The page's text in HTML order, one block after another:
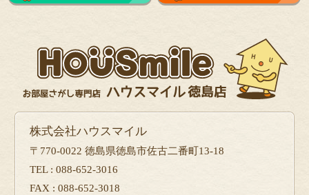
株式会社ハウスマイル
〒770-0022 徳島県徳島市佐古二番町13-18
TEL : 088-652-3016
FAX : 088-652-3018